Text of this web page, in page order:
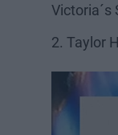
Victoria´s
2. Taylor